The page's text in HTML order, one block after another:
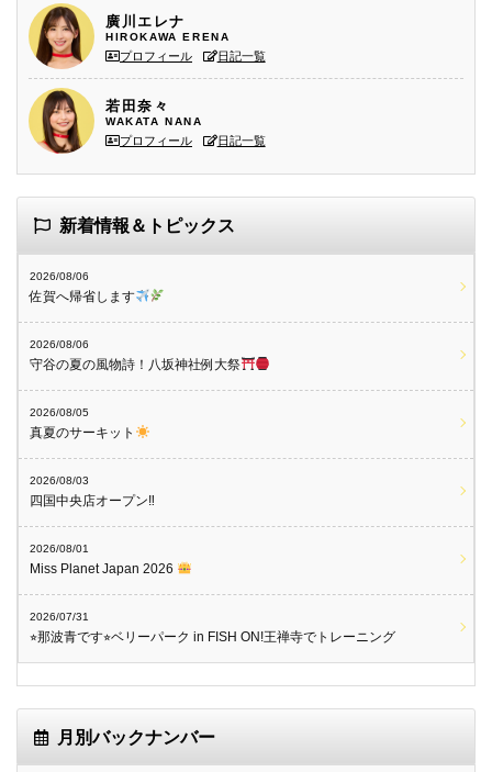
廣川エレナ
HIROKAWA ERENA
プロフィール 日記一覧
若田奈々
WAKATA NANA
プロフィール 日記一覧
新着情報＆トピックス
2026/08/06
佐賀へ帰省します
2026/08/06
守谷の夏の風物詩！八坂神社例大祭
2026/08/05
真夏のサーキット
2026/08/03
四国中央店オープン‼︎
2026/08/01
Miss Planet Japan 2026
2026/07/31
⭐︎那波青です⭐︎ベリーパーク in FISH ON!王禅寺でトレーニング
月別バックナンバー